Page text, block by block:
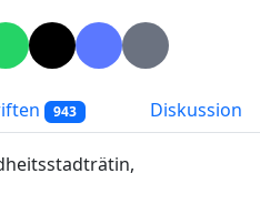
943 Diskussion